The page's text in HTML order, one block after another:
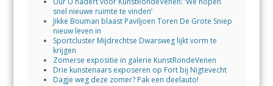
snel nieuwe ruimte te vinden’
Jikke Bouman blaast Paviljoen Toren De Grote Sniep
nieuw leven in
Sportcluster Mijdrechtse Dwarsweg lijkt vorm te
krijgen
Zomerse expositie in galerie KunstRondeVenen
Drie kunstenaars exposeren op Fort bij Nigtevecht
Dagje weg deze zomer? Pak een deelauto!